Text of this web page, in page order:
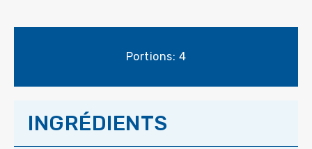
Portions: 4
INGRÉDIENTS